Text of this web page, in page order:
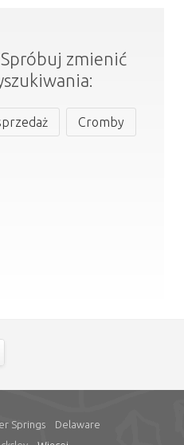
zmienić
Cromby
Springs
Delaware